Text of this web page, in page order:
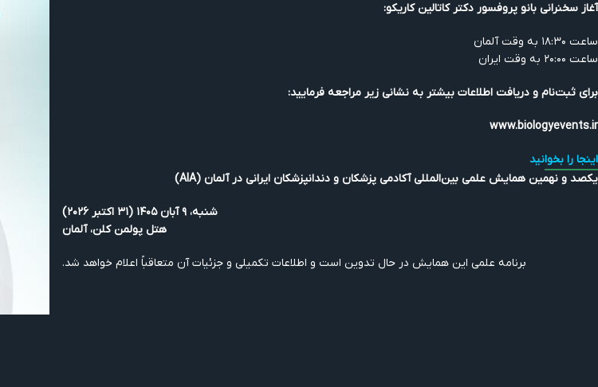
آغاز سخنرانی بانو پروفسور دکتر کاتالین کاریکو:
ساعت ۱۸:۳۰ به وقت آلمان
ساعت ۲۰:۰۰ به وقت ایران
برای ثبت‌نام و دریافت اطلاعات بیشتر به نشانی زیر مراجعه فرمایید:
www.biologyevents.ir
اینجا را بخوانید
یکصد و نهمین همایش علمی بین‌المللی آکادمی پزشکان و دندانپزشکان ایرانی در آلمان (AIA)
شنبه، ۹ آبان ۱۴۰۵ (۳۱ اکتبر ۲۰۲۶)
هتل پولمن کلن، آلمان
برنامه علمی این همایش در حال تدوین است و اطلاعات تکمیلی و جزئیات آن متعاقباً اعلام خواهد شد.